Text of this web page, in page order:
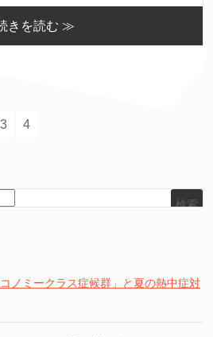
きを読む ≫
3 4
検索
ノミークラス症候群」と夏の熱中症対